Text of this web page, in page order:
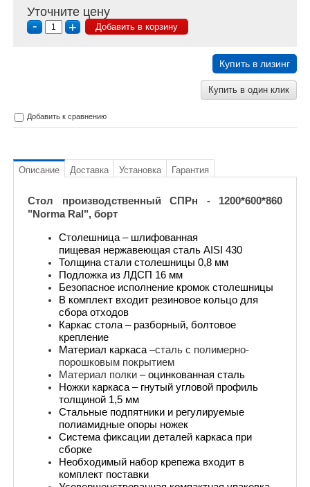
- + Добавить в корзину
Уточните цену
Купить в лизинг
Купить в один клик
Добавить к сравнению
Описание Доставка Установка Гарантия
Стол производственный СПРн - 1200*600*860
"Norma Ral", борт
Столешница – шлифованная
пищевая нержавеющая сталь AISI 430
Толщина стали столешницы 0,8 мм
Подложка из ЛДСП 16 мм
Безопасное исполнение кромок столешницы
В комплект входит резиновое кольцо для
сбора отходов
Каркас стола – разборный, болтовое
крепление
Материал каркаса –сталь с полимерно-
порошковым покрытием
Материал полки – оцинкованная сталь
Ножки каркаса – гнутый угловой профиль
толщиной 1,5 мм
Стальные подпятники и регулируемые
полиамидные опоры ножек
Система фиксации деталей каркаса при
сборке
Необходимый набор крепежа входит в
комплект поставки